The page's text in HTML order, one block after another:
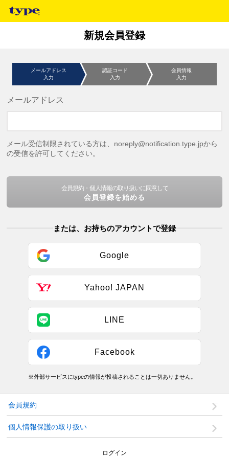
新規会員登録
メールアドレス
入力
認証コード
入力
会員情報
入力
メールアドレス
メール受信制限されている方は、noreply@notification.type.jpから
の受信を許可してください。
会員規約・個人情報の取り扱いに同意して
会員登録を始める
または、お持ちのアカウントで登録
Google
Yahoo! JAPAN
LINE
Facebook
※外部サービスにtypeの情報が投稿されることは一切ありません。
会員規約
個人情報保護の取り扱い
ログイン